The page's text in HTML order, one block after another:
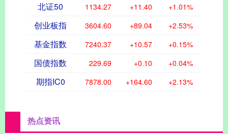
北证50 1134.27 +11.40 +1.01%
创业板指 3604.60 +89.04 +2.53%
基金指数 7240.37 +10.57 +0.15%
国债指数 229.69 +0.10 +0.04%
期指IC0 7878.00 +164.60 +2.13%
热点资讯